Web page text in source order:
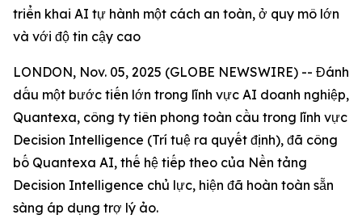
triển khai AI tự hành một cách an toàn, ở quy mô lớn
và với độ tin cậy cao
LONDON, Nov. 05, 2025 (GLOBE NEWSWIRE) -- Đánh
dấu một bước tiến lớn trong lĩnh vực AI doanh nghiệp,
Quantexa, công ty tiên phong toàn cầu trong lĩnh vực
Decision Intelligence (Trí tuệ ra quyết định), đã công
bố Quantexa AI, thế hệ tiếp theo của Nền tảng
Decision Intelligence chủ lực, hiện đã hoàn toàn sẵn
sàng áp dụng trợ lý ảo.